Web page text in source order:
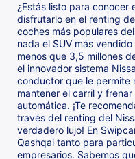
¿Estás listo para conocer
disfrutarlo en el renting
coches más populares
nada el SUV más
menos que 3,5 millones
el innovador sistema
conductor que le permite
mantener el carril y
automática. ¡Te
través del renting del
verdadero lujo! En
Qashqai tanto para
empresarios. Sabemos